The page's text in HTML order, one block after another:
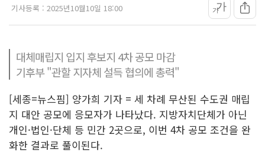
기사등록 : 2025년10월10일 18:00 가가
대체매립지 입지 후보지 4차 공모 마감
기후부 "관할 지자체 설득 협의에 총력"
[세종=뉴스핌] 양가희 기자 = 세 차례 무산된 수도권 매립
지 대안 공모에 응모자가 나타났다. 지방자치단체가 아닌
개인·법인·단체 등 민간 2곳으로, 이번 4차 공모 조건을 완
화한 결과로 풀이된다.